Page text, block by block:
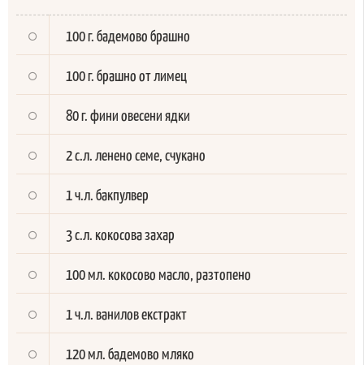
100 г. бадемово брашно
100 г. брашно от лимец
80 г. фини овесени ядки
2 с.л. ленено семе, счукано
1 ч.л. бакпулвер
3 с.л. кокосова захар
100 мл. кокосово масло, разтопено
1 ч.л. ванилов екстракт
120 мл. бадемово мляко